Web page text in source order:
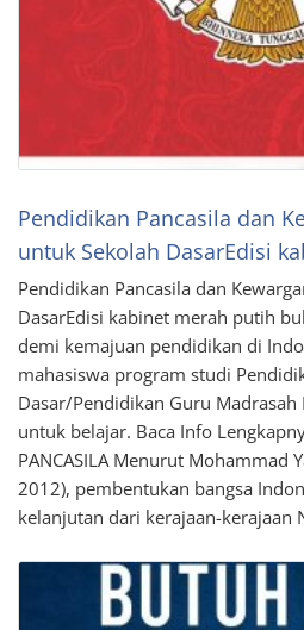
Pendidikan Pancasila dan
untuk Sekolah DasarEdisi
Pendidikan Pancasila dan
DasarEdisi kabinet merah putih
demi kemajuan pendidikan di
mahasiswa program studi
Dasar/Pendidikan Guru
untuk belajar. Baca Info
PANCASILA Menurut Mohammad
2012), pembentukan bangsa
kelanjutan dari kerajaan-kerajaan